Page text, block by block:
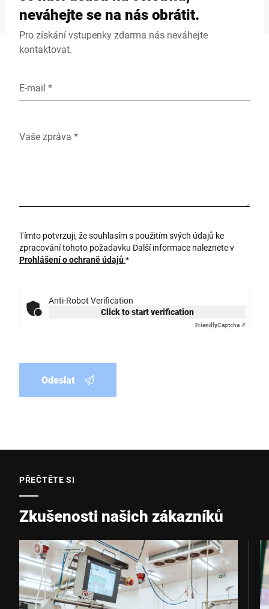
neváhejte se na nás obrátit.
Pro získání vstupenky zdarma nás neváhejte
kontaktovat.
E-mail *
Vaše zpráva *
Tímto potvrzuji, že souhlasím s použitím svých údajů ke
zpracování tohoto požadavku Další informace naleznete v
Prohlášení o ochraně údajů*
Anti-Robot Verification
Click to start verification
FriendlyCaptcha ⇗
Odeslat
PŘEČTĚTE SI
Zkušenosti našich zákazníků